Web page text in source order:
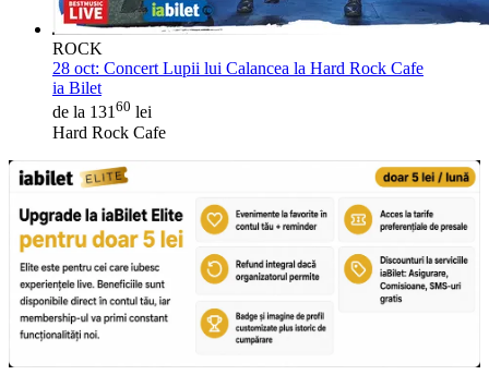
ROCK
28 oct: Concert Lupii lui Calancea la Hard Rock Cafe
ia Bilet
de la 13160 lei
Hard Rock Cafe